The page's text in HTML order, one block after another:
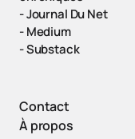
-Journal Du Net
-Medium
-Substack
Contact
À propos